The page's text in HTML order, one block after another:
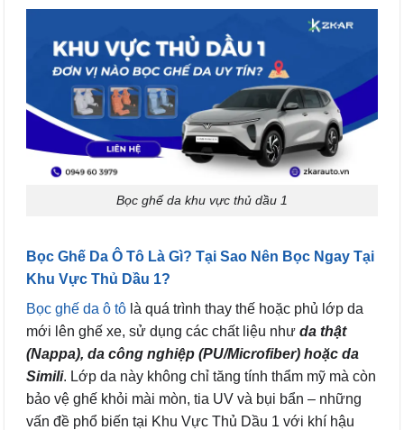
Bọc ghế da khu vực thủ dầu 1
Bọc Ghế Da Ô Tô Là Gì? Tại Sao Nên Bọc Ngay Tại
Khu Vực Thủ Dầu 1?
Bọc ghế da ô tô là quá trình thay thế hoặc phủ lớp da
mới lên ghế xe, sử dụng các chất liệu như da thật
(Nappa), da công nghiệp (PU/Microfiber) hoặc da
Simili. Lớp da này không chỉ tăng tính thẩm mỹ mà còn
bảo vệ ghế khỏi mài mòn, tia UV và bụi bẩn – những
vấn đề phổ biến tại Khu Vực Thủ Dầu 1 với khí hậu